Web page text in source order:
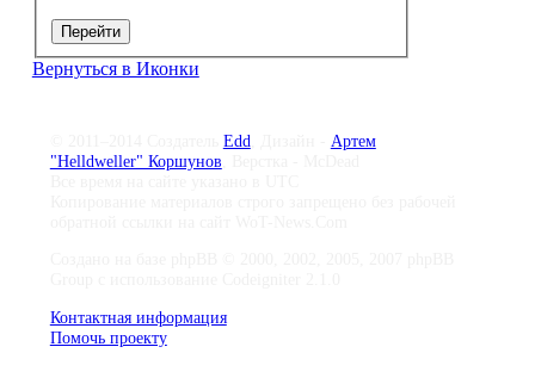
Перейти
Вернуться в Иконки
Edd
Артем
"Helldweller" Коршунов
Контактная информация
Помочь проекту